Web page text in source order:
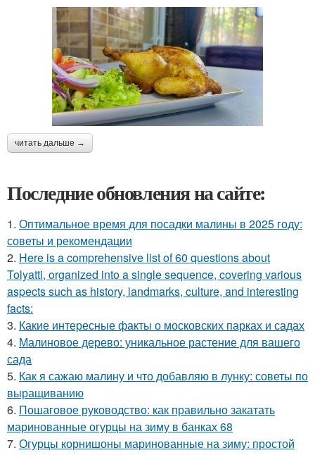
читать дальше →
Последние обновления на сайте:
1. Оптимальное время для посадки малины в 2025 году:
советы и рекомендации
2. Here is a comprehensive list of 60 questions about
Tolyatti, organized into a single sequence, covering various
aspects such as history, landmarks, culture, and interesting
facts:
3. Какие интересные факты о московских парках и садах
4. Малиновое дерево: уникальное растение для вашего
сада
5. Как я сажаю малину и что добавляю в лунку: советы по
выращиванию
6. Пошаговое руководство: как правильно закатать
маринованные огурцы на зиму в банках 68
7. Огурцы корнишоны маринованные на зиму: простой